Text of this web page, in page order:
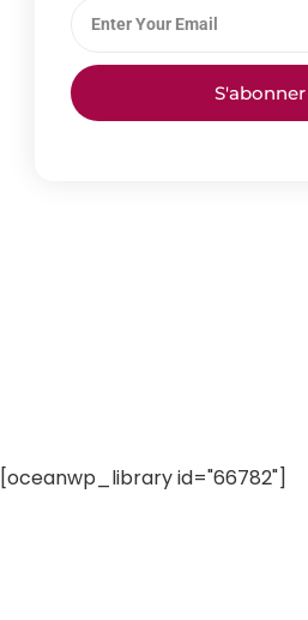
S'abonner
[oceanwp_library id="66782"]